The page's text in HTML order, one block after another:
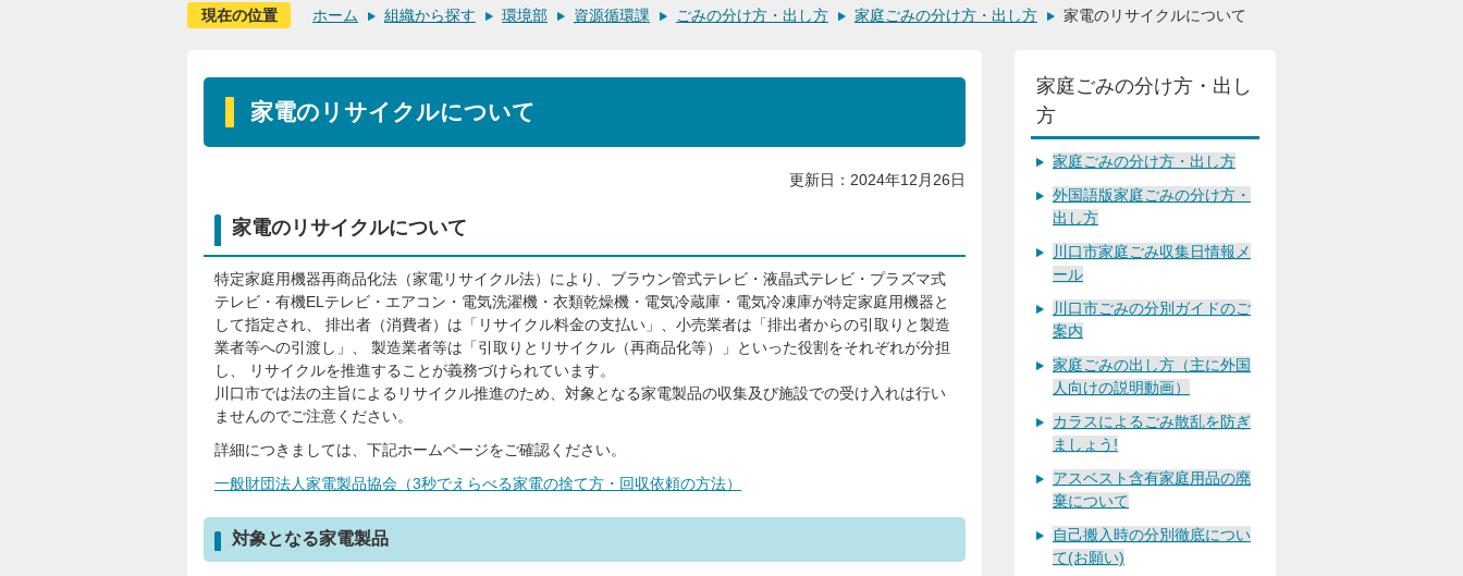
現在の位置 ホーム 組織から探す 環境部 資源循環課 ごみの分け方・出し方 家庭ごみの分け方・出し方 家電のリサイクルについて
家電のリサイクルについて
更新日：2024年12月26日
家電のリサイクルについて
特定家庭用機器再商品化法（家電リサイクル法）により、ブラウン管式テレビ・液晶式テレビ・プラズマ式
テレビ・有機ELテレビ・エアコン・電気洗濯機・衣類乾燥機・電気冷蔵庫・電気冷凍庫が特定家庭用機器と
して指定され、 排出者（消費者）は「リサイクル料金の支払い」、小売業者は「排出者からの引取りと製造
業者等への引渡し」、 製造業者等は「引取りとリサイクル（再商品化等）」といった役割をそれぞれが分担
し、 リサイクルを推進することが義務づけられています。
川口市では法の主旨によるリサイクル推進のため、対象となる家電製品の収集及び施設での受け入れは行い
ませんのでご注意ください。
詳細につきましては、下記ホームページをご確認ください。
一般財団法人家電製品協会（3秒でえらべる家電の捨て方・回収依頼の方法）
対象となる家電製品
家庭ごみの分け方・出し
方
家庭ごみの分け方・出し方
外国語版家庭ごみの分け方・
出し方
川口市家庭ごみ収集日情報メ
ール
川口市ごみの分別ガイドのご
案内
家庭ごみの出し方（主に外国
人向けの説明動画）
カラスによるごみ散乱を防ぎ
ましょう!
アスベスト含有家庭用品の廃
棄について
自己搬入時の分別徹底につい
て(お願い)